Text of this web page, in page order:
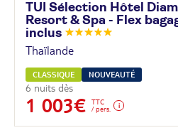
TUI Sélection Hôtel
Resort & Spa - Flex
inclus
Thaïlande
CLASSIQUE NOUVEAUTÉ
6 nuits dès
1 003€
TTC
/ pers.